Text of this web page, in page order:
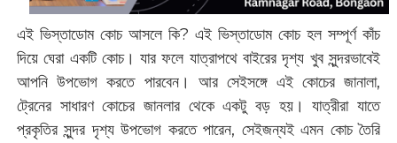
এই ভিস্তাডোম কোচ আসলে কি? এই ভিস্তাডোম কোচ হল সম্পূর্ণ কাঁচ
দিয়ে ঘেরা একটি কোচ। যার ফলে যাত্রাপথে বাইরের দৃশ্য খুব সুন্দরভাবেই
আপনি উপভোগ করতে পারবেন। আর সেইসঙ্গে এই কোচের জানালা,
ট্রেনের সাধারণ কোচের জানলার থেকে একটু বড় হয়। যাত্রীরা যাতে
প্রকৃতির সুন্দর দৃশ্য উপভোগ করতে পারেন, সেইজন্যই এমন কোচ তৈরি